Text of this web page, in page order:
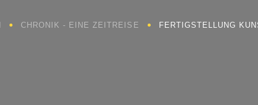
CHRONIK - EINE ZEITREISE FERTIGSTELLUNG